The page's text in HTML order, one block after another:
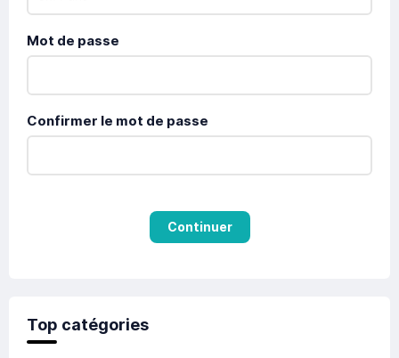
Mot de passe
Confirmer le mot de passe
Continuer
Top catégories